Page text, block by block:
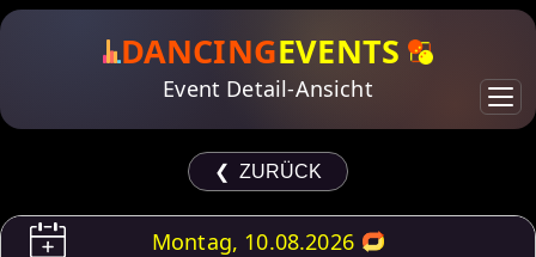
DANCINGEVENTS
Event Detail-Ansicht
❮ ZURÜCK
Montag, 10.08.2026